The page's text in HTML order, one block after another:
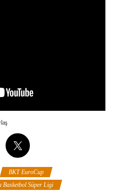
BKT EuroCup
Basketbol Süper Ligi